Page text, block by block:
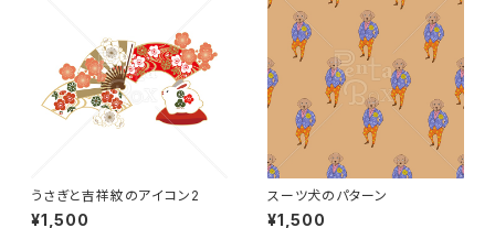
うさぎと吉祥紋のアイコン2
¥1,500
スーツ犬のパターン
¥1,500